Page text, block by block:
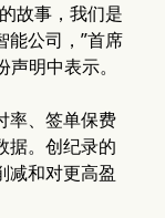
故事，我们是
能公司，”首席
明中表示。
率、签单保费
据。创纪录的
减和对更高盈